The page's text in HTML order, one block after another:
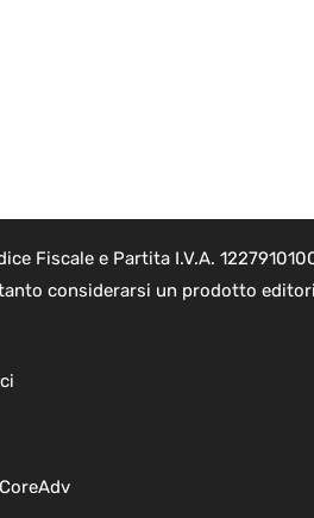
Fiscale e Partita I.V.A.
considerarsi un prodotto